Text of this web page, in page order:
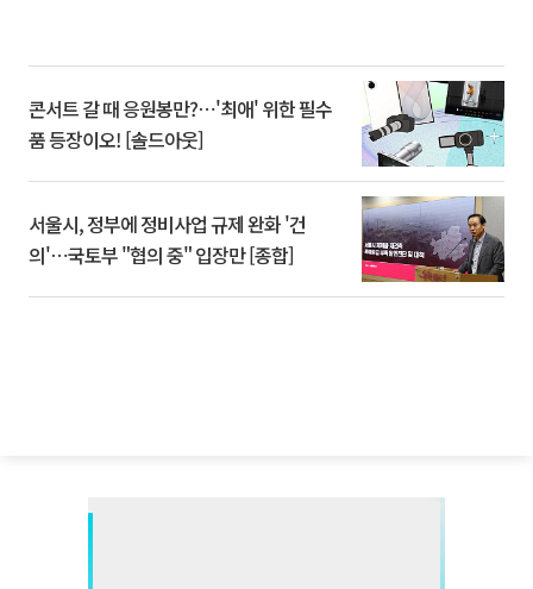
콘서트 갈 때 응원봉만?⋯'최애' 위한 필수
품 등장이오! [솔드아웃]
서울시, 정부에 정비사업 규제 완화 '건
의'⋯국토부 "협의 중" 입장만 [종합]